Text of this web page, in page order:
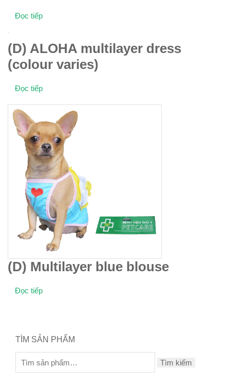
Đọc tiếp
(D) ALOHA multilayer dress
(colour varies)
Đọc tiếp
(D) Multilayer blue blouse
Đọc tiếp
TÌM SẢN PHẨM
Tìm kiếm